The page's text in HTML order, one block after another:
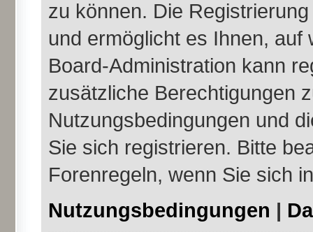
zu können. Die
und ermöglicht es Ihnen,
Board-Administration kann
zusätzliche Berechtigungen
Nutzungsbedingungen und
Sie sich registrieren. Bitte
Forenregeln, wenn Sie sich
Nutzungsbedingungen |